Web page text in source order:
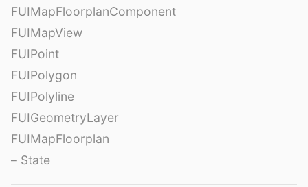
FUIMapFloorplanComponent
FUIMapView
FUIPoint
FUIPolygon
FUIPolyline
FUIGeometryLayer
FUIMapFloorplan
– State